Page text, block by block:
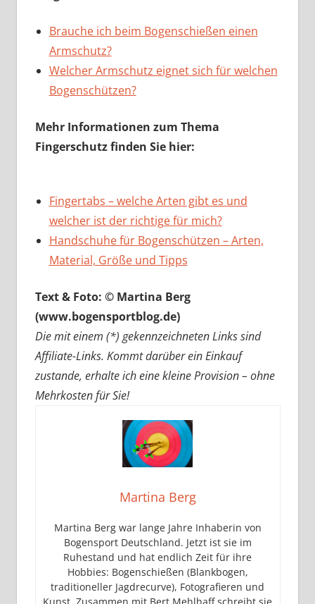
Brauche ich beim Bogenschießen einen
Armschutz?
Welcher Armschutz eignet sich für welchen
Bogenschützen?
Mehr Informationen zum Thema
Fingerschutz finden Sie hier:
Fingertabs – welche Arten gibt es und
welcher ist der richtige für mich?
Handschuhe für Bogenschützen – Arten,
Material, Größe und Tipps
Text & Foto: © Martina Berg
(www.bogensportblog.de)
Die mit einem (*) gekennzeichneten Links sind
Affiliate-Links. Kommt darüber ein Einkauf
zustande, erhalte ich eine kleine Provision – ohne
Mehrkosten für Sie!
Martina Berg
Martina Berg war lange Jahre Inhaberin von
Bogensport Deutschland. Jetzt ist sie im
Ruhestand und hat endlich Zeit für ihre
Hobbies: Bogenschießen (Blankbogen,
traditioneller Jagdrecurve), Fotografieren und